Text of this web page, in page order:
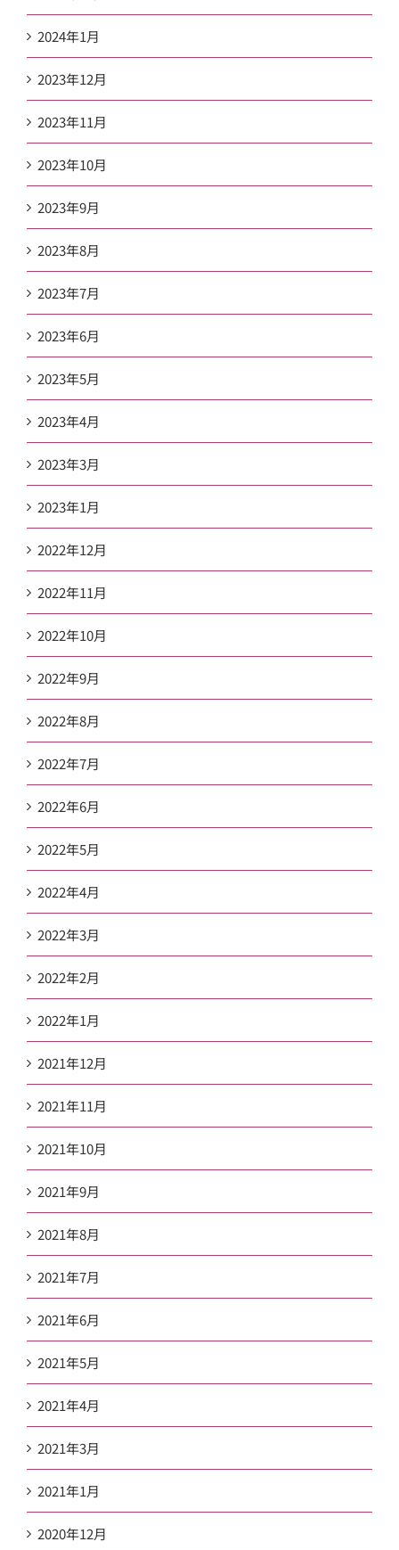
2024年1月
2023年12月
2023年11月
2023年10月
2023年9月
2023年8月
2023年7月
2023年6月
2023年5月
2023年4月
2023年3月
2023年1月
2022年12月
2022年11月
2022年10月
2022年9月
2022年8月
2022年7月
2022年6月
2022年5月
2022年4月
2022年3月
2022年2月
2022年1月
2021年12月
2021年11月
2021年10月
2021年9月
2021年8月
2021年7月
2021年6月
2021年5月
2021年4月
2021年3月
2021年1月
2020年12月